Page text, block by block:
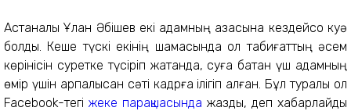
Астаналық Ұлан Әбішев екі адамның қазасына кездейсоқ куә
болды. Кеше түскі екінің шамасында ол табиғаттың әсем
көрінісін суретке түсіріп жатқанда, суға батқан үш адамның
өмір үшін арпалысқан сәті кадрға ілігіп қалған. Бұл туралы ол
Facebook-тегі жеке парақшасында жазды, деп хабарлайды